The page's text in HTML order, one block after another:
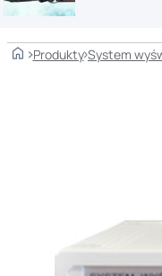
Home
Produkty System